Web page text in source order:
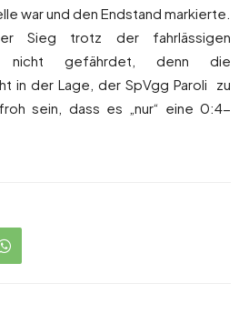
war und den Endstand markierte.
Sieg trotz der fahrlässigen
nicht gefährdet, denn die
in der Lage, der SpVgg Paroli zu
sein, dass es „nur“ eine 0:4-